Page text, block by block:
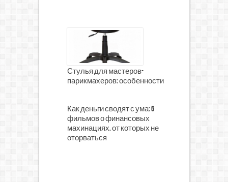
Стулья для мастеров-
парикмахеров: особенности
Как деньги сводят с ума: 6
фильмов о финансовых
махинациях, от которых не
оторваться